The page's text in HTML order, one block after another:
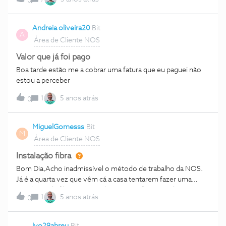
e o código de confirmação, diz que o serviço foi associado,
mas continua a não aparecer na conta na mesma.Alguém
tem ou já teve algum problema semelhante?Obrigada.
A
Andreia oliveira20 Bit
Área de Cliente NOS
Valor que já foi pago
Boa tarde estão me a cobrar uma fatura que eu paguei não
estou a perceber
0 1 5 anos atrás
M
MiguelGomesss Bit
Área de Cliente NOS
Instalação fibra
Bom Dia,Acho inadmissível o método de trabalho da NOS.
Já é a quarta vez que vêm cá a casa tentarem fazer uma
instalação de fibra e vão embora sem a fazer. As duas
primeiras, até compreendo, estas ultimas duas são só
ridículas. Nestas 2 ultimas tentativas, foram vocês que me
ligaram a dizer que a instalação já era possível. A primeira,
0 1 5 anos atrás